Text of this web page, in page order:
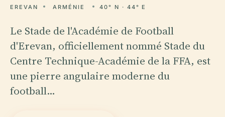
EREVAN ARMÉNIE 40° N · 44° E
Le Stade de l'Académie de Football
d'Erevan, officiellement nommé Stade du
Centre Technique-Académie de la FFA, est
une pierre angulaire moderne du
football…